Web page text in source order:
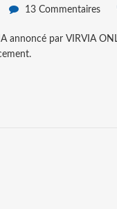
13 Commentaires
annoncé par VIRVIA